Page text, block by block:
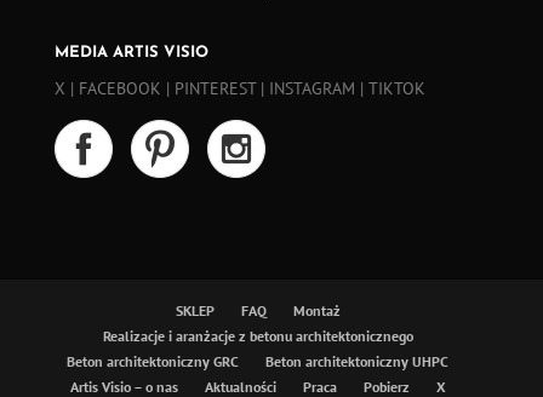
MEDIA ARTIS VISIO
X | FACEBOOK | PINTEREST| INSTAGRAM | TIKTOK
SKLEP FAQ
Montaż
Realizacje i aranżacje z betonu architektonicznego
Beton architektoniczny GRC
Beton architektoniczny UHPC
Artis Visio – o nas
Aktualności Praca Pobierz
X